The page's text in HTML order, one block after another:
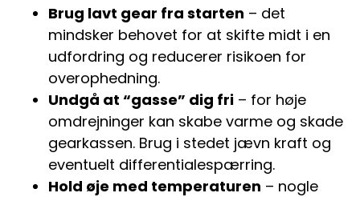
Brug lavt gear fra starten – det
mindsker behovet for at skifte midt i en
udfordring og reducerer risikoen for
overophedning.
Undgå at “gasse” dig fri – for høje
omdrejninger kan skabe varme og skade
gearkassen. Brug i stedet jævn kraft og
eventuelt differentialespærring.
Hold øje med temperaturen – nogle